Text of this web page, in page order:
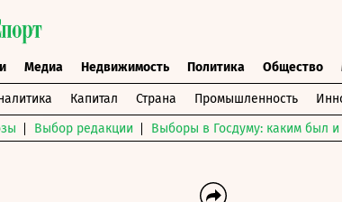
Медиа Недвижимость Политика Общество
Капитал Страна Промышленность
Выбор редакции Выборы в Госдуму: каким был